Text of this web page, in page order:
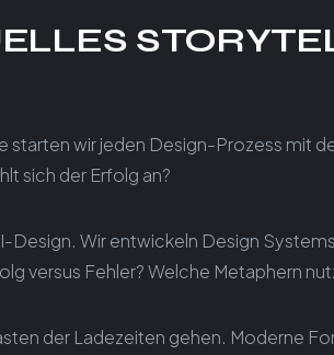
wir jeden Design-Prozess mit
sich der Erfolg an?
Design. Wir entwickeln Design
versus Fehler? Welche Metaphern
der Ladezeiten gehen. Moderne